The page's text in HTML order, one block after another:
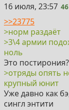
46
16 июля, 23:57 46
>>23775
>норм раздаёт
>3\4 армии
ноль
Это постирония?
>отряды опять
крупный юнит
Уже давно как
сингл энтити